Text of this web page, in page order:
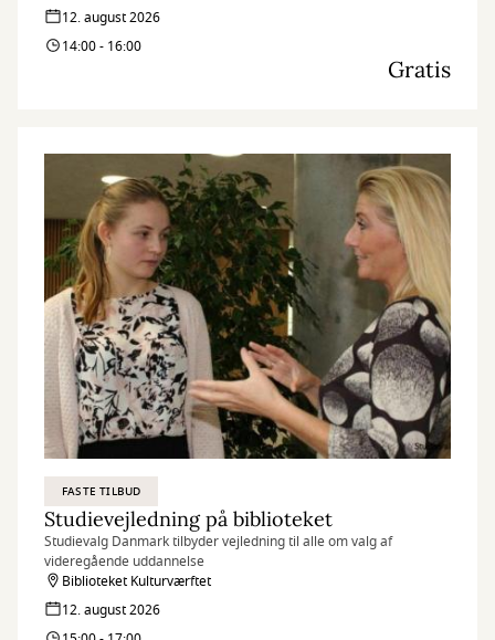
12. august 2026
14:00 - 16:00
Gratis
FASTE TILBUD
Studievejledning på biblioteket
Studievalg Danmark tilbyder vejledning til alle om valg af
videregående uddannelse
Biblioteket Kulturværftet
12. august 2026